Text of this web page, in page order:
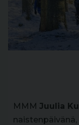
MMM Juulia
naistenpäivänä,